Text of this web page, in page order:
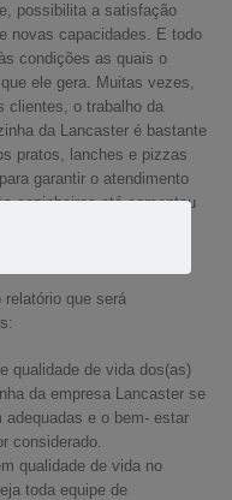
possibilita a satisfação
novas capacidades. E todo
condições as quais o
ele gera. Muitas vezes,
clientes, o trabalho da
da Lancaster é bastante
pratos, lanches e pizzas
garantir o atendimento
cozinheiros até comentou
de respirar”. Lembrando
Marcos Andrade na
que será
qualidade de vida dos(as)
da empresa Lancaster se
e o bem- estar
considerado.
qualidade de vida no
toda equipe de